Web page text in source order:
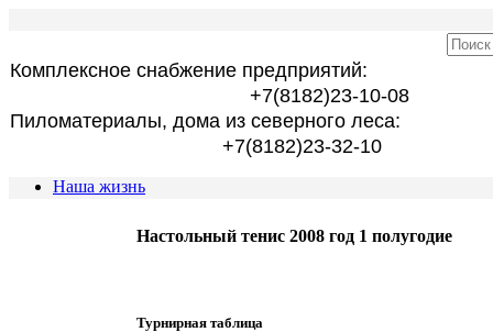
Комплексное снабжение предприятий:
+7(8182)23-10-08
Пиломатериалы, дома из северного леса:
+7(8182)23-32-10
Наша жизнь
Настольный тенис 2008 год 1 полугодие
Турнирная таблица